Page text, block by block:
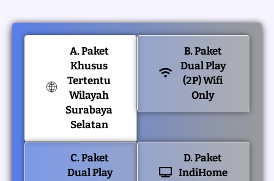
A. Paket
Khusus
Tertentu
Wilayah
Surabaya
Selatan
B. Paket
Dual Play
(2P) Wifi
Only
C. Paket
Dual Play
D. Paket
IndiHome